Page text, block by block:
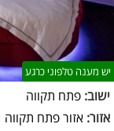
יש מענה טלפוני כרגע
ישוב: פתח תקווה
אזור: אזור פתח תקווה